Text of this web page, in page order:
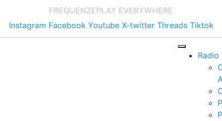
FREQUENZEPLAY EVERYWHERE
Instagram Facebook Youtube X-twitter Threads Tiktok
Radio